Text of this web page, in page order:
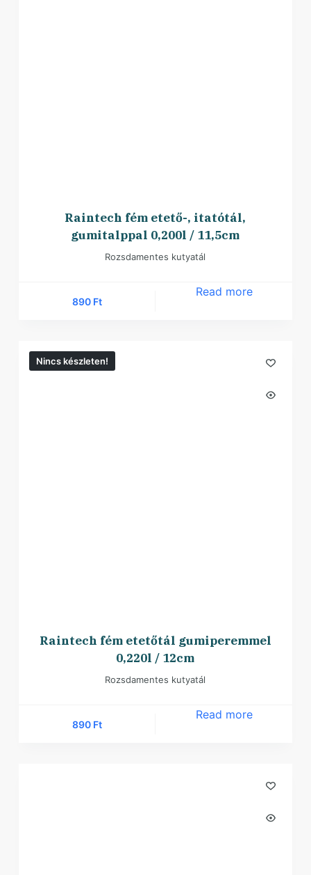
Raintech fém etető-, itatótál,
gumitalppal 0,200l / 11,5cm
Rozsdamentes kutyatál
890 Ft
Read more
Nincs készleten!
Raintech fém etetőtál gumiperemmel
0,220l / 12cm
Rozsdamentes kutyatál
890 Ft
Read more